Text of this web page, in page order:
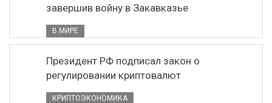
завершив войну в Закавказье
В МИРЕ
Президент РФ подписал закон о
регулировании криптовалют
КРИПТОЭКОНОМИКА